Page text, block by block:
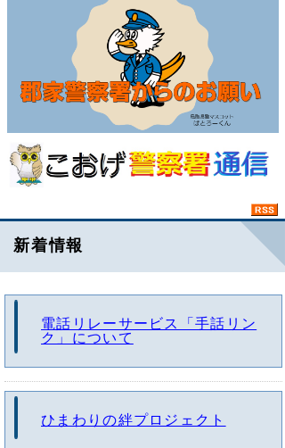
新着情報
電話リレーサービス「手話リン
ク」について
ひまわりの絆プロジェクト